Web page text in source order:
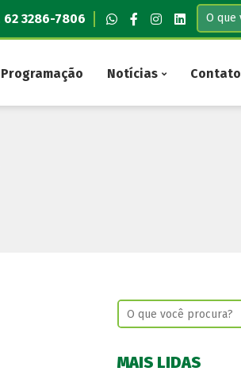
62 3286-7806
Programação Notícias Contato
MAIS LIDAS